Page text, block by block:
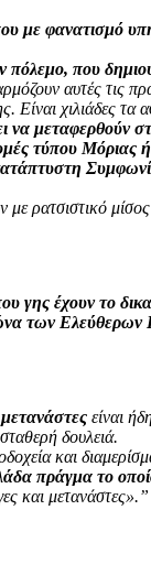
με φανατισμό
που
αυτές τις
χιλιάδες τα
να μεταφερθούν
τύπου
με ρατσιστικό
γης έχουν το
των
είναι
δουλειά.
και
πράγμα το
και μετανάστες».”